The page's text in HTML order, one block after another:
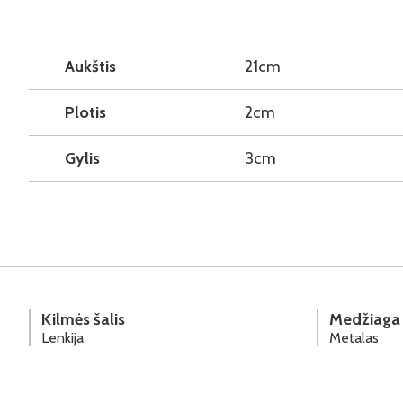
Aukštis 21cm
Plotis 2cm
Gylis 3cm
Kilmės šalis
Lenkija
Medžiaga
Metalas